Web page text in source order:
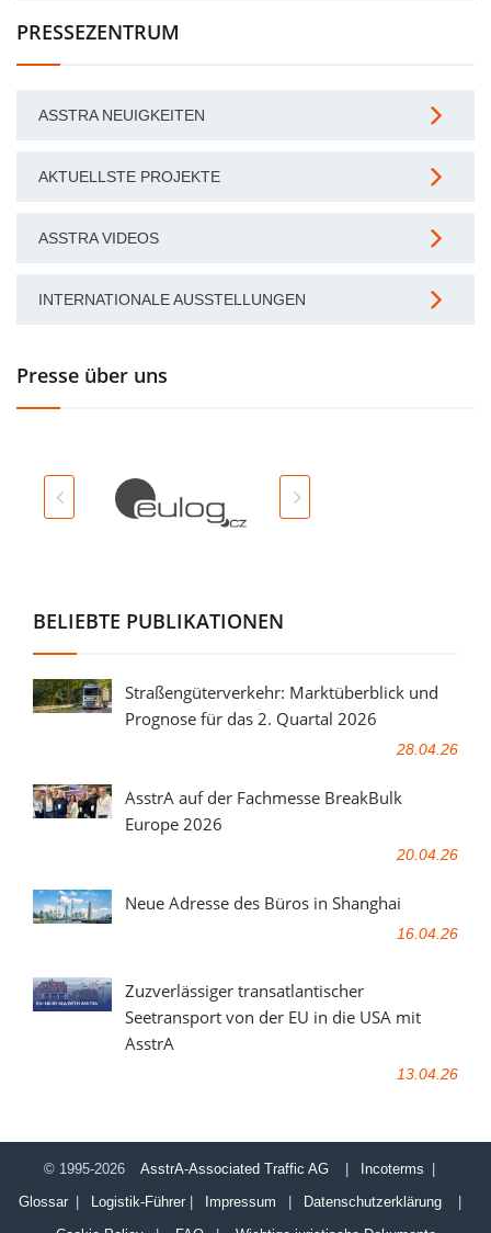
PRESSEZENTRUM
ASSTRA NEUIGKEITEN
AKTUELLSTE PROJEKTE
ASSTRA VIDEOS
INTERNATIONALE AUSSTELLUNGEN
Presse über uns
BELIEBTE PUBLIKATIONEN
Straßengüterverkehr: Marktüberblick und
Prognose für das 2. Quartal 2026
28.04.26
AsstrA auf der Fachmesse BreakBulk
Europe 2026
20.04.26
Neue Adresse des Büros in Shanghai
16.04.26
Zuzverlässiger transatlantischer
Seetransport von der EU in die USA mit
AsstrA
13.04.26
© 1995-2026 AsstrA-Associated Traffic AG Incoterms
Glossar| Logistik-Führer| Impressum Datenschutzerklärung